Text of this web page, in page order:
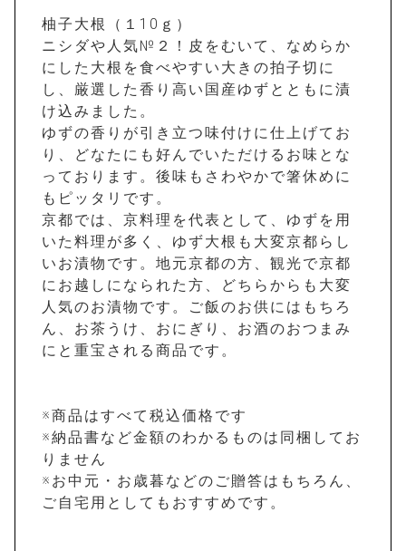
柚子大根（１10ｇ）
ニシダや人気№２！皮をむいて、なめらか
にした大根を食べやすい大きの拍子切に
し、厳選した香り高い国産ゆずとともに漬
け込みました。
ゆずの香りが引き立つ味付けに仕上げてお
り、どなたにも好んでいただけるお味とな
っております。後味もさわやかで箸休めに
もピッタリです。
京都では、京料理を代表として、ゆずを用
いた料理が多く、ゆず大根も大変京都らし
いお漬物です。地元京都の方、観光で京都
にお越しになられた方、どちらからも大変
人気のお漬物です。ご飯のお供にはもちろ
ん、お茶うけ、おにぎり、お酒のおつまみ
にと重宝される商品です。
※商品はすべて税込価格です
※納品書など金額のわかるものは同梱してお
りません
※お中元・お歳暮などのご贈答はもちろん、
ご自宅用としてもおすすめです。